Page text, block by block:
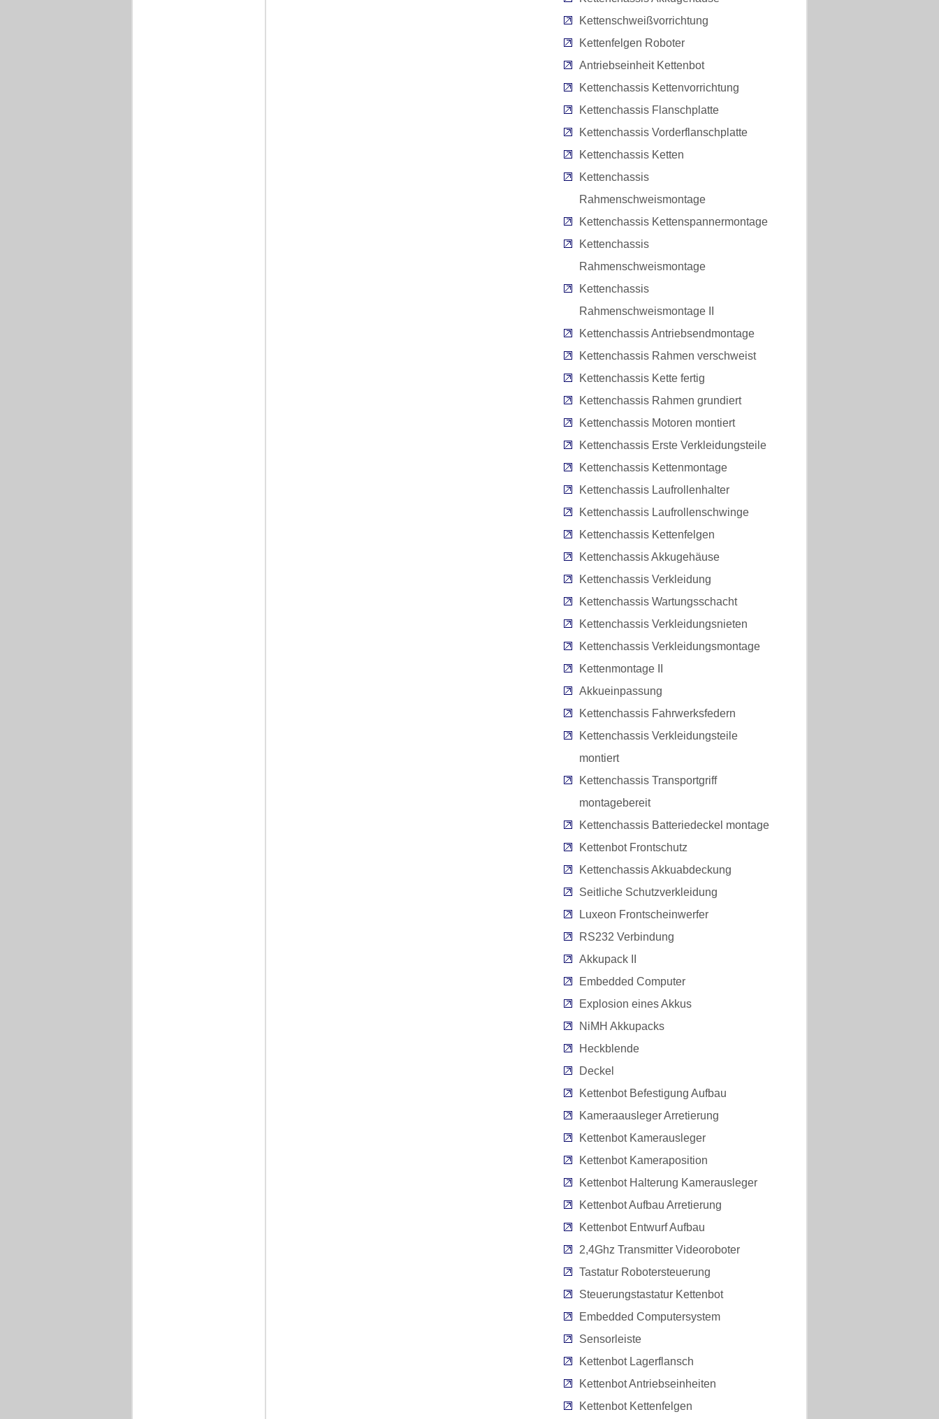
Kettenschweißvorrichtung
Kettenfelgen Roboter
Antriebseinheit Kettenbot
Kettenchassis Kettenvorrichtung
Kettenchassis Flanschplatte
Kettenchassis Vorderflanschplatte
Kettenchassis Ketten
Kettenchassis
Rahmenschweismontage
Kettenchassis Kettenspannermontage
Kettenchassis
Rahmenschweismontage
Kettenchassis
Rahmenschweismontage II
Kettenchassis Antriebsendmontage
Kettenchassis Rahmen verschweist
Kettenchassis Kette fertig
Kettenchassis Rahmen grundiert
Kettenchassis Motoren montiert
Kettenchassis Erste Verkleidungsteile
Kettenchassis Kettenmontage
Kettenchassis Laufrollenhalter
Kettenchassis Laufrollenschwinge
Kettenchassis Kettenfelgen
Kettenchassis Akkugehäuse
Kettenchassis Verkleidung
Kettenchassis Wartungsschacht
Kettenchassis Verkleidungsnieten
Kettenchassis Verkleidungsmontage
Kettenmontage II
Akkueinpassung
Kettenchassis Fahrwerksfedern
Kettenchassis Verkleidungsteile
montiert
Kettenchassis Transportgriff
montagebereit
Kettenchassis Batteriedeckel montage
Kettenbot Frontschutz
Kettenchassis Akkuabdeckung
Seitliche Schutzverkleidung
Luxeon Frontscheinwerfer
RS232 Verbindung
Akkupack II
Embedded Computer
Explosion eines Akkus
NiMH Akkupacks
Heckblende
Deckel
Kettenbot Befestigung Aufbau
Kameraausleger Arretierung
Kettenbot Kamerausleger
Kettenbot Kameraposition
Kettenbot Halterung Kamerausleger
Kettenbot Aufbau Arretierung
Kettenbot Entwurf Aufbau
2,4Ghz Transmitter Videoroboter
Tastatur Robotersteuerung
Steuerungstastatur Kettenbot
Embedded Computersystem
Sensorleiste
Kettenbot Lagerflansch
Kettenbot Antriebseinheiten
Kettenbot Kettenfelgen